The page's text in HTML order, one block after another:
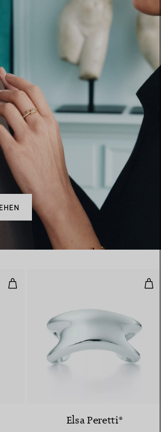
Split Cuff in Sterlingsilber, Large
Elsa Peretti®